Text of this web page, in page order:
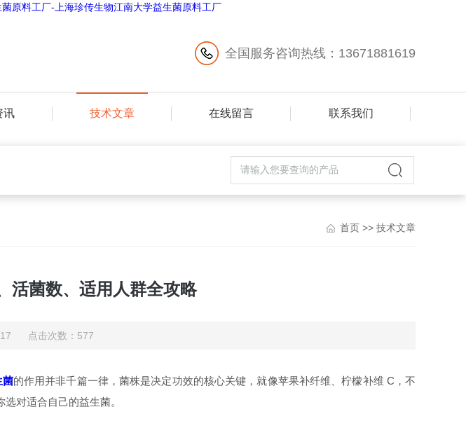
全国服务咨询热线：13671881619
讯 技术文章 在线留言 联系我们
首页 >> 技术文章
活菌数、适用人群全攻略​
17 点击次数：577
菌的作用并非千篇一律，菌株是决定功效的核心关键，就像苹果补纤维、柠檬补维 C，不
对适合自己的益生菌。